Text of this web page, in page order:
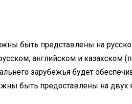
быть представлены на
английском и казахском
зарубежья будет
быть предоставлены на двух